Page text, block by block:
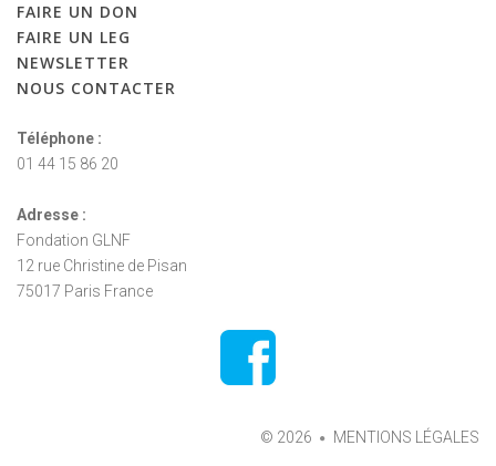
FAIRE UN DON
FAIRE UN LEG
NEWSLETTER
NOUS CONTACTER
Téléphone :
01 44 15 86 20
Adresse :
Fondation GLNF
12 rue Christine de Pisan
75017 Paris France
© 2026 MENTIONS LÉGALES